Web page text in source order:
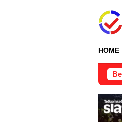
HOME
Pertimbangan Teknis